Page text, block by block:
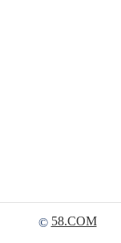
© 58.COM